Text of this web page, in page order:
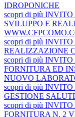
IDROPONICHE
scopri di più INVITO
SVILUPPO E
scopri di più INVITO
REALIZZAZIONE
scopri di più INVITO
FORNITURA ED
NUOVO
scopri di più INVITO
GESTIONE
scopri di più INVITO
FORNITURA N. 2